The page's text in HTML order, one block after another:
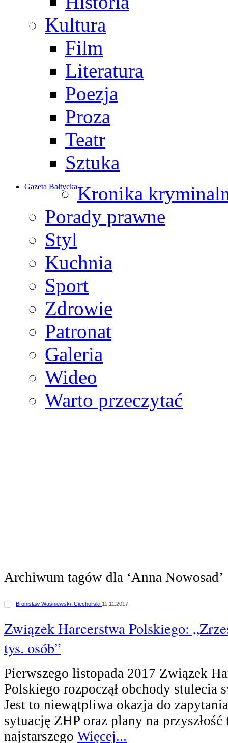
Kultura
Film
Literatura
Poezja
Proza
Teatr
Sztuka
Gazeta BałtyckaKronika
Porady prawne
Styl
Kuchnia
Sport
Zdrowie
Patronat
Galeria
Wideo
Warto przeczytać
Archiwum tagów dla ‘Anna Nowosad’
Bronisław Waśniewski–Ciechorski 11.11.2017
Związek Harcerstwa Polskiego:
tys. osób”
Pierwszego listopada 2017 Związek
Polskiego rozpoczął obchody stulecia
Jest to niewątpliwa okazja do
sytuację ZHP oraz plany na przyszłość
najstarszego Więcej...